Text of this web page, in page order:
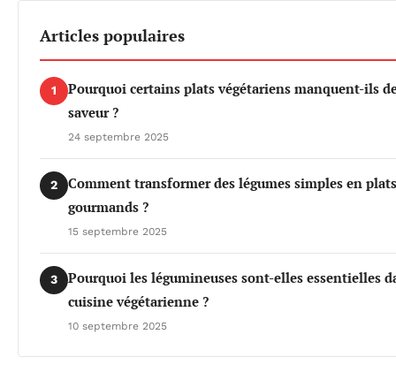
Articles populaires
1
Pourquoi certains plats végétariens manquent-ils
saveur ?
24 septembre 2025
2
Comment transformer des légumes simples en plats
gourmands ?
15 septembre 2025
3
Pourquoi les légumineuses sont-elles essentielles
cuisine végétarienne ?
10 septembre 2025